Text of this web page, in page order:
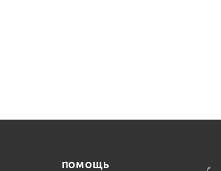
ПОМОЩЬ